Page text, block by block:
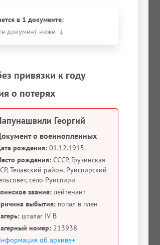
в 1 документе:
документ ниже
привязки к году
о потерях
Георгий
о военнопленных
рождения: 01.12.1915
рождения: СССР, Грузинская
Телавский район, Руиспирский
село Руиспири
звание: лейтенант
выбытия: попал в плен
шталаг IV B
номер: 213938
об архиве+